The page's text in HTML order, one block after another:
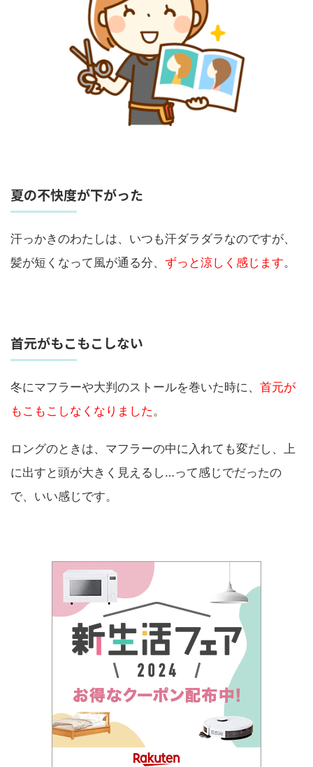
夏の不快度が下がった
汗っかきのわたしは、いつも汗ダラダラなのですが、
髪が短くなって風が通る分、 ずっと涼しく感じます。
首元がもこもこしない
冬にマフラーや大判のストールを巻いた時に、 首元が
もこもこしなくなりました。
ロングのときは、マフラーの中に入れても変だし、上
に出すと頭が大きく見えるし…って感じでだったの
で、いい感じです。